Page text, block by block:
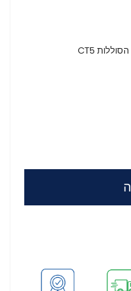
ודאו שאתם מוכנים תמיד לפעולה עם מטען הסוללות CT5